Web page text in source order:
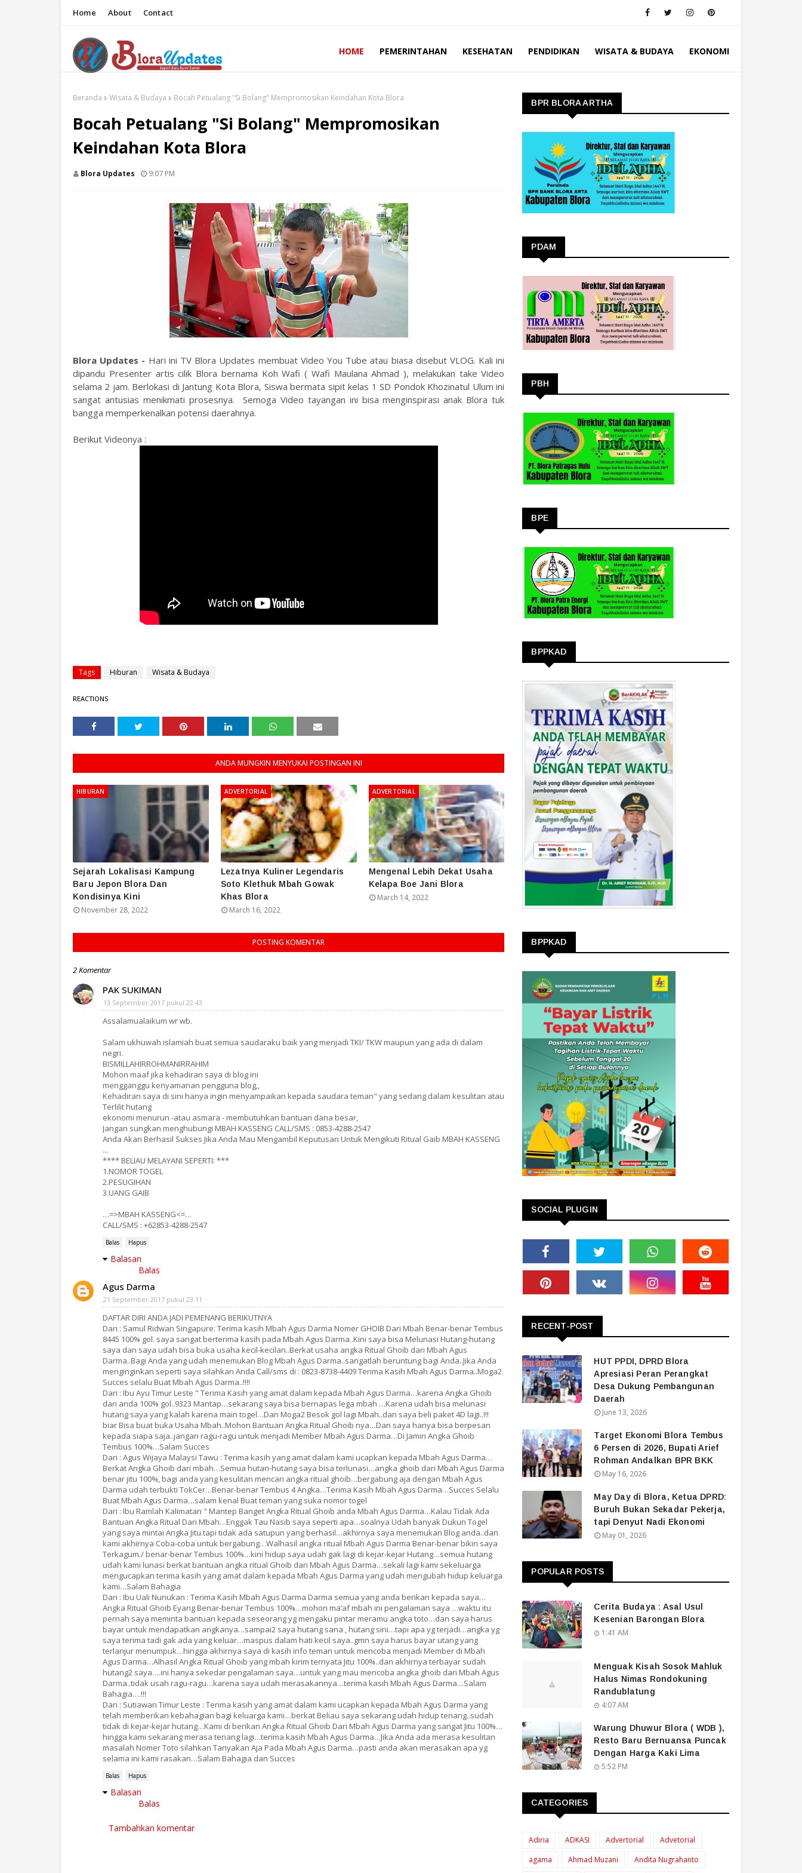
Home About Contact
HOME PEMERINTAHAN KESEHATAN PENDIDIKAN WISATA & BUDAYA EKONOMI
Beranda Wisata & Budaya Bocah Petualang "Si Bolang" Mempromosikan Keindahan Kota Blora
Bocah Petualang "Si Bolang" Mempromosikan
Keindahan Kota Blora
Blora Updates 9:07 PM
Blora Updates - Hari ini TV Blora Updates membuat Video You Tube atau biasa disebut VLOG. Kali ini
dipandu Presenter artis cilik Blora bernama Koh Wafi ( Wafi Maulana Ahmad ), melakukan take Video
selama 2 jam. Berlokasi di Jantung Kota Blora, Siswa bermata sipit kelas 1 SD Pondok Khozinatul Ulum ini
sangat antusias menikmati prosesnya. Semoga Video tayangan ini bisa menginspirasi anak Blora tuk
bangga memperkenalkan potensi daerahnya.
Berikut Videonya :
Tags Hiburan Wisata & Budaya
REACTIONS
ANDA MUNGKIN MENYUKAI POSTINGAN INI
HIBURAN
Sejarah Lokalisasi Kampung
Baru Jepon Blora Dan
Kondisinya Kini
November 28, 2022
ADVERTORIAL
Lezatnya Kuliner Legendaris
Soto Klethuk Mbah Gowak
Khas Blora
March 16, 2022
ADVERTORIAL
Mengenal Lebih Dekat Usaha
Kelapa Boe Jani Blora
March 14, 2022
POSTING KOMENTAR
2 Komentar
PAK SUKIMAN
13 September 2017 pukul 22.43
Assalamualaikum wr wb.
Salam ukhuwah islamiah buat semua saudaraku baik yang menjadi TKI/ TKW maupun yang ada di dalam
negri.
BISMILLAHIRROHMANIRRAHIM
Mohon maaf jika kehadiran saya di blog ini
mengganggu kenyamanan pengguna blog,,
Kehadiran saya di sini hanya ingin menyampaikan kepada saudara teman" yang sedang dalam kesulitan atau
Terlilit hutang
ekonomi menurun -atau asmara - membutuhkan bantuan dana besar,
Jangan sungkan menghubungi MBAH KASSENG CALL/SMS : 0853-4288-2547
Anda Akan Berhasil Sukses Jika Anda Mau Mengambil Keputusan Untuk Mengikuti Ritual Gaib MBAH KASSENG
...
**** BELIAU MELAYANI SEPERTI: ***
1.NOMOR TOGEL
2.PESUGIHAN
3.UANG GAIB
…=>MBAH KASSENG<=…
CALL/SMS : +62853-4288-2547
Balas Hapus
Balasan
Balas
Agus Darma
21 September 2017 pukul 23.11
DAFTAR DIRI ANDA JADI PEMENANG BERIKUTNYA
Dari : Samul Ridwan Singapure: Terima kasih Mbah Agus Darma Nomer GHOIB Dari Mbah Benar-benar Tembus
8445 100% gol. saya sangat berterima kasih pada Mbah Agus Darma..Kini saya bisa Melunasi Hutang-hutang
saya dan saya udah bisa buka usaha kecil-kecilan..Berkat usaha angka Ritual Ghoib dari Mbah Agus
Darma..Bagi Anda yang udah menemukan Blog Mbah Agus Darma..sangatlah beruntung bagi Anda..Jika Anda
menginginkan seperti saya silahkan Anda Call/sms di : 0823-8738-4409 Terima Kasih Mbah Agus Darma..Moga2
Succes selalu Buat Mbah Agus Darma..!!!!
Dari : Ibu Ayu Timur Leste " Terima Kasih yang amat dalam kepada Mbah Agus Darma…karena Angka Ghoib
dari anda 100% gol..9323 Mantap…sekarang saya bisa bernapas lega mbah …Karena udah bisa melunasi
hutang saya yang kalah karena main togel…Dan Moga2 Besok gol lagi Mbah..dan saya beli paket 4D lagi..!!!
biar Bisa buat buka Usaha Mbah..Mohon Bantuan Angka Ritual Ghoib nya…Dan saya hanya bisa berpesan
kepada siapa saja..jangan ragu-ragu untuk menjadi Member Mbah Agus Darma…Di Jamin Angka Ghoib
Tembus 100%…Salam Succes
Dari : Agus Wijaya Malaysi Tawu : Terima kasih yang amat dalam kami ucapkan kepada Mbah Agus Darma…
Berkat Angka Ghoib dari mbah…Semua hutan-hutang saya bisa terlunasi…angka ghoib dari Mbah Agus Darma
benar jitu 100%, bagi anda yang kesulitan mencari angka ritual ghoib…bergabung aja dengan Mbah Agus
Darma udah terbukti TokCer…Benar-benar Tembus 4 Angka…Terima Kasih Mbah Agus Darma…Succes Selalu
Buat Mbah Agus Darma…salam kenal Buat teman yang suka nomor togel
Dari : Ibu Ramlah Kalimatan " Mantep Banget Angka Ritual Ghoib anda Mbah Agus Darma…Kalau Tidak Ada
Bantuan Angka Ritual Dari Mbah…Enggak Tau Nasib saya seperti apa…soalnya Udah banyak Dukun Togel
yang saya mintai Angka Jitu.tapi tidak ada satupun yang berhasil…akhirnya saya menemukan Blog anda..dan
kami akhirnya Coba-coba untuk bergabung…Walhasil angka ritual Mbah Agus Darma Benar-benar bikin saya
Terkagum./ benar-benar Tembus 100%…kini hidup saya udah gak lagi di kejar-kejar Hutang…semua hutang
udah kami lunasi berkat bantuan angka ritual Ghoib dari Mbah Agus Darma…sekali lagi kami sekeluarga
mengucapkan terima kasih yang amat dalam kepada Mbah Agus Darma yang udah mengubah hidup keluarga
kami…Salam Bahagia
Dari : Ibu Uali Nunukan : Terima Kasih Mbah Agus Darma Darma semua yang anda berikan kepada saya…
Angka Ritual Ghoib Eyang Benar-benar Tembus 100%…mohon ma’af mbah ini pengalaman saya …waktu itu
pernah saya meminta bantuan kepada seseorang yg mengaku pintar meramu angka toto…dan saya harus
bayar untuk mendapatkan angkanya…sampai2 saya hutang sana , hutang sini…tapi apa yg terjadi…angka yg
saya terima tadi gak ada yang keluar…maspus dalam hati kecil saya..gmn saya harus bayar utang yang
terlanjur menumpuk…hingga akhirnya saya di kasih info teman untuk mencoba menjadi Member di Mbah
Agus Darma…Alhasil Angka Ritual Ghoib yang mbah kirim ternyata Jitu 100%..dan akhirnya terbayar sudah
hutang2 saya….ini hanya sekedar pengalaman saya…untuk yang mau mencoba angka ghoib dari Mbah Agus
Darma..tidak usah ragu-ragu…karena saya udah merasakannya…terima kasih Mbah Agus Darma…Salam
Bahagia….!!!
Dari : Sutiawan Timur Leste : Terima kasih yang amat dalam kami ucapkan kepada Mbah Agus Darma yang
telah memberikan kebahagian bagi keluarga kami…berkat Beliau saya sekarang udah hidup tenang..sudah
tidak di kejar-kejar hutang…Kami di berikan Angka Ritual Ghoib Dari Mbah Agus Darma yang sangat Jitu 100%…
hingga kami sekarang merasa tenang lagi…terima kasih Mbah Agus Darma…Jika Anda ada merasa kesulitan
masalah Nomer Toto silahkan Tanyakan Aja Pada Mbah Agus Darma…pasti anda akan merasakan apa yg
selama ini kami rasakan…Salam Bahagia dan Succes
Balas Hapus
Balasan
Balas
Tambahkan komentar
BPR BLORA ARTHA
PDAM
PBH
BPE
BPPKAD
BPPKAD
SOCIAL PLUGIN
RECENT-POST
HUT PPDI, DPRD Blora
Apresiasi Peran Perangkat
Desa Dukung Pembangunan
Daerah
June 13, 2026
Target Ekonomi Blora Tembus
6 Persen di 2026, Bupati Arief
Rohman Andalkan BPR BKK
May 16, 2026
May Day di Blora, Ketua DPRD:
Buruh Bukan Sekadar Pekerja,
tapi Denyut Nadi Ekonomi
May 01, 2026
POPULAR POSTS
Cerita Budaya : Asal Usul
Kesenian Barongan Blora
1:41 AM
Menguak Kisah Sosok Mahluk
Halus Nimas Rondokuning
Randublatung
4:07 AM
Warung Dhuwur Blora ( WDB ),
Resto Baru Bernuansa Puncak
Dengan Harga Kaki Lima
5:52 PM
CATEGORIES
Adiria ADKASI Advertorial
Advetorial
agama
Ahmad Muzani
Andita Nugrahanto